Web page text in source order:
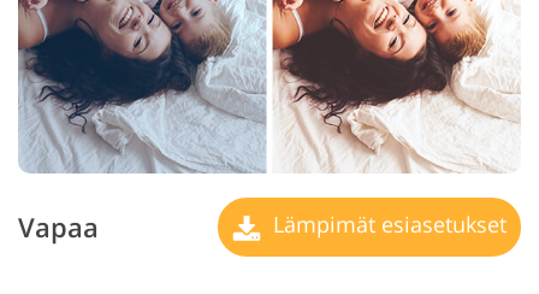
Vapaa Lämpimät esiasetukset